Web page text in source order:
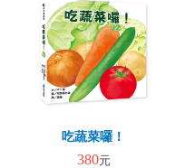
吃蔬菜囉！
380元